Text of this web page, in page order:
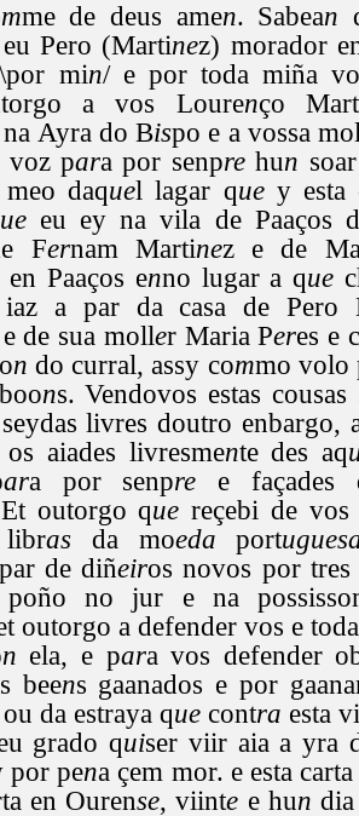
mme de deus amen. Sabean
eu Pero (Martinez) morador
min/ e por toda miña
a vos Lourenço
Ayra do Bispo e a vossa
voz para por senprehun
daquel lagar quey esta
ue eu ey na vila de Paaços
Fernam Martinez e de
en Paaços enno lugar a que
a par da casa de Pero
de sua moller Maria Peres e
n do curral, assy commo volo
ns. Vendovos estas cousas
livres doutro enbargo,
aiades livresmente des aq
ara por senpre e façades
outorgo que reçebi de
librasda moeda port
de diñeiros novos por
no jur e na
outorgo a defender vos e
n ela, e para vos defender
beens gaanados e por
ou da estraya que contra esta
grado quiser viir aia a yra
por pena çem mor. e esta
en Ourense, viinte e hun